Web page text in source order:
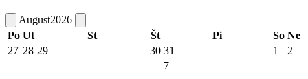
August2026
Po Ut St Št Pi So Ne
27 28 29 30 31 1 2
7